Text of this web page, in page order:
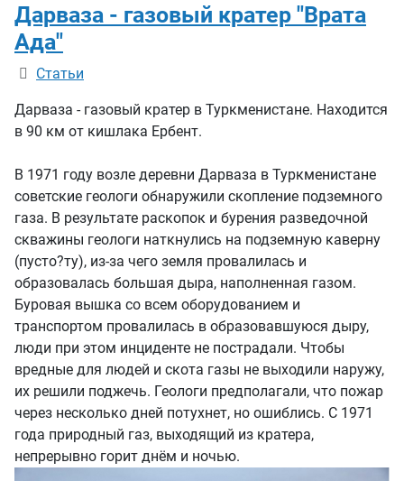
Дарваза - газовый кратер "Врата
Ада"
Информация о материале
Статьи
Дарваза - газовый кратер в Туркменистане. Находится
в 90 км от кишлака Ербент.
В 1971 году возле деревни Дарваза в Туркменистане
советские геологи обнаружили скопление подземного
газа. В результате раскопок и бурения разведочной
скважины геологи наткнулись на подземную каверну
(пусто?ту), из-за чего земля провалилась и
образовалась большая дыра, наполненная газом.
Буровая вышка со всем оборудованием и
транспортом провалилась в образовавшуюся дыру,
люди при этом инциденте не пострадали. Чтобы
вредные для людей и скота газы не выходили наружу,
их решили поджечь. Геологи предполагали, что пожар
через несколько дней потухнет, но ошиблись. С 1971
года природный газ, выходящий из кратера,
непрерывно горит днём и ночью.